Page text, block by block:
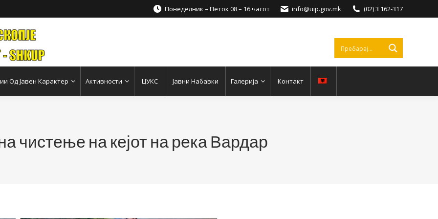
Понеделник – Петок 08 – 16 часот info@uip.gov.mk (02) 3 162-317
Од Јавен Карактер Активности ЦУКС Јавни Набавки Галерија Контакт
чистење на кејот на река Вардар